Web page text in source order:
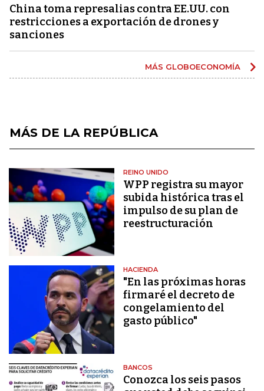
China toma represalias contra EE.UU. con
restricciones a exportación de drones y
sanciones
MÁS GLOBOECONOMÍA
MÁS DE LA REPÚBLICA
REINO UNIDO
WPP registra su mayor
subida histórica tras el
impulso de su plan de
reestructuración
HACIENDA
"En las próximas horas
firmaré el decreto de
congelamiento del
gasto público"
BANCOS
Conozca los seis pasos